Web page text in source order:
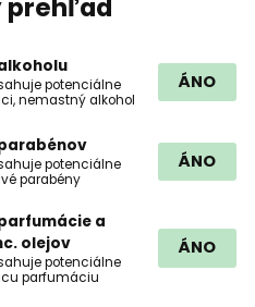
prehľad
potenciálne
nemastný alkohol
ÁNO
potenciálne
parabény
ÁNO
a
olejov
potenciálne
parfumáciu
ÁNO